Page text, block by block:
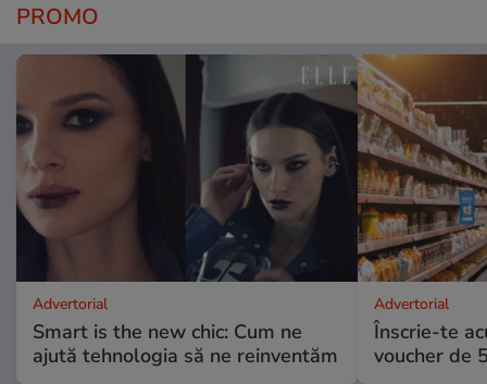
PROMO
Advertorial
Smart is the new chic: Cum ne
ajută tehnologia să ne reinventăm
Advertorial
Înscrie-te
voucher de